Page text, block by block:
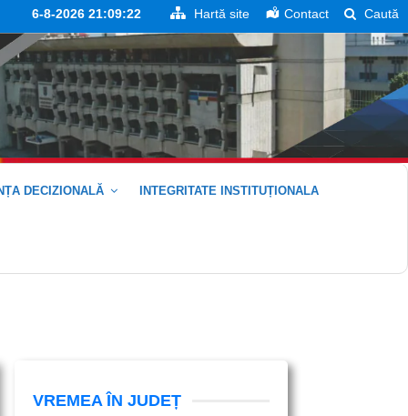
6-8-2026 21:09:22 Hartă site Contact Caută
DECIZIONALĂ INTEGRITATE INSTITUȚIONALA
VREMEA ÎN JUDEȚ